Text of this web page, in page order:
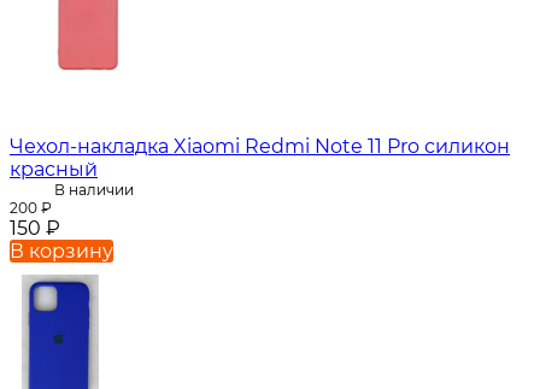
Чехол-накладка Xiaomi Redmi Note 11 Pro силикон
красный
В наличии
200 ₽
150 ₽
В корзину